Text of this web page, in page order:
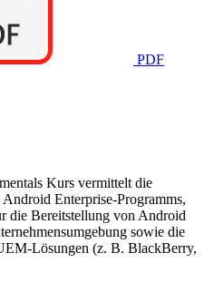
PDF
Kurs vermittelt die
Enterprise-Programms,
die Bereitstellung von Android
sowie die
Lösungen (z. B. BlackBerry,